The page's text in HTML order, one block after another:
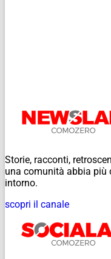
Storie, racconti,
una comunità abbia più
intorno.
scopri il canale